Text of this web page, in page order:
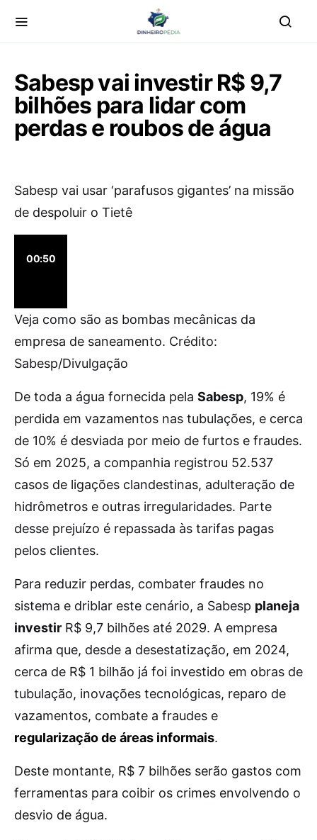
Sabesp vai investir R$ 9,7
bilhões para lidar com
perdas e roubos de água
Sabesp vai usar ‘parafusos gigantes’ na missão
de despoluir o Tietê
00:50
Veja como são as bombas mecânicas da
empresa de saneamento. Crédito:
Sabesp/Divulgação
De toda a água fornecida pela Sabesp, 19% é
perdida em vazamentos nas tubulações, e cerca
de 10% é desviada por meio de furtos e fraudes.
Só em 2025, a companhia registrou 52.537
casos de ligações clandestinas, adulteração de
hidrômetros e outras irregularidades. Parte
desse prejuízo é repassada às tarifas pagas
pelos clientes.
Para reduzir perdas, combater fraudes no
sistema e driblar este cenário, a Sabesp planeja
investir R$ 9,7 bilhões até 2029. A empresa
afirma que, desde a desestatização, em 2024,
cerca de R$ 1 bilhão já foi investido em obras de
tubulação, inovações tecnológicas, reparo de
vazamentos, combate a fraudes e
regularização de áreas informais.
Deste montante, R$ 7 bilhões serão gastos com
ferramentas para coibir os crimes envolvendo o
desvio de água.